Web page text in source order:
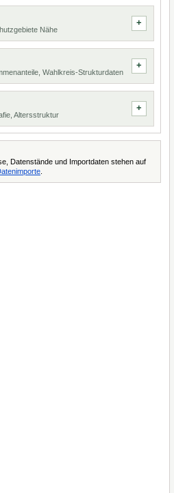
Nähe
Wahlkreis-Strukturdaten
Altersstruktur
Datenstände und Importdaten stehen auf